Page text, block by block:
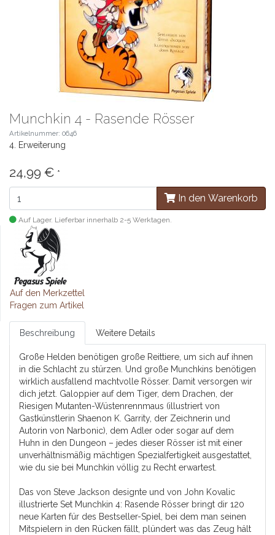
Munchkin 4 - Rasende Rösser
Artikelnummer: 0646
4. Erweiterung
24,99 € *
In den Warenkorb
Auf Lager. Lieferbar innerhalb 2-5 Werktagen.
Auf den Merkzettel
Fragen zum Artikel
Beschreibung Weitere Details
Große Helden benötigen große Reittiere, um sich auf ihnen
in die Schlacht zu stürzen. Und große Munchkins benötigen
wirklich ausfallend machtvolle Rösser. Damit versorgen wir
dich jetzt. Galoppier auf dem Tiger, dem Drachen, der
Riesigen Mutanten-Wüstenrennmaus (illustriert von
Gastkünstlerin Shaenon K. Garrity, der Zeichnerin und
Autorin von Narbonic), dem Adler oder sogar auf dem
Huhn in den Dungeon – jedes dieser Rösser ist mit einer
unverhältnismäßig mächtigen Spezialfertigkeit ausgestattet,
wie du sie bei Munchkin völlig zu Recht erwartest.
Das von Steve Jackson designte und von John Kovalic
illustrierte Set Munchkin 4: Rasende Rösser bringt dir 120
neue Karten für des Bestseller-Spiel, bei dem man seinen
Mitspielern in den Rücken fällt, plündert was das Zeug hält